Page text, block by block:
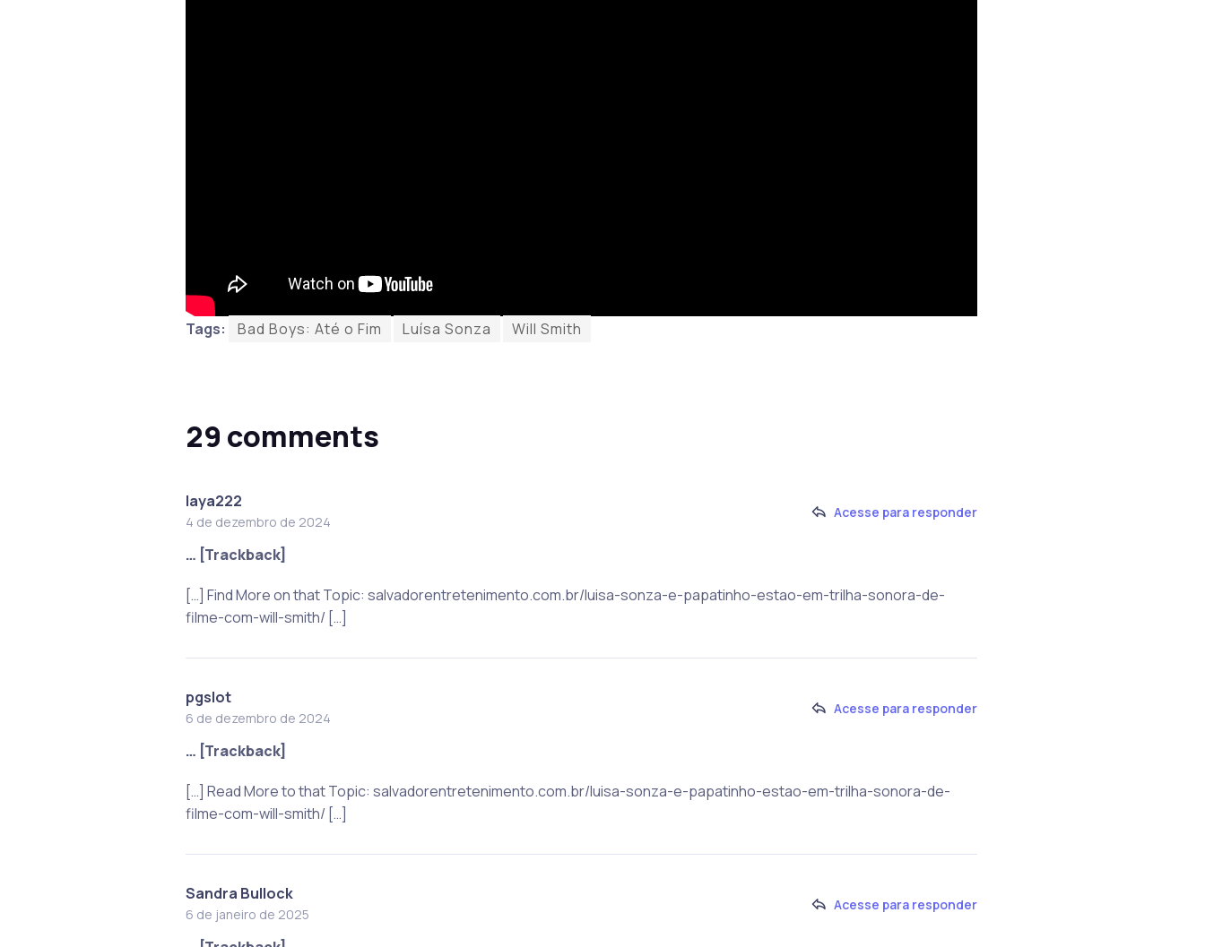
Tags: Bad Boys: Até o Fim Luísa Sonza Will Smith
29 comments
laya222
4 de dezembro de 2024
Acesse para responder
… [Trackback]
[…] Find More on that Topic: salvadorentretenimento.com.br/luisa-sonza-e-papatinho-estao-em-trilha-sonora-de-
filme-com-will-smith/ […]
pgslot
6 de dezembro de 2024
Acesse para responder
… [Trackback]
[…] Read More to that Topic: salvadorentretenimento.com.br/luisa-sonza-e-papatinho-estao-em-trilha-sonora-de-
filme-com-will-smith/ […]
Sandra Bullock
6 de janeiro de 2025
Acesse para responder